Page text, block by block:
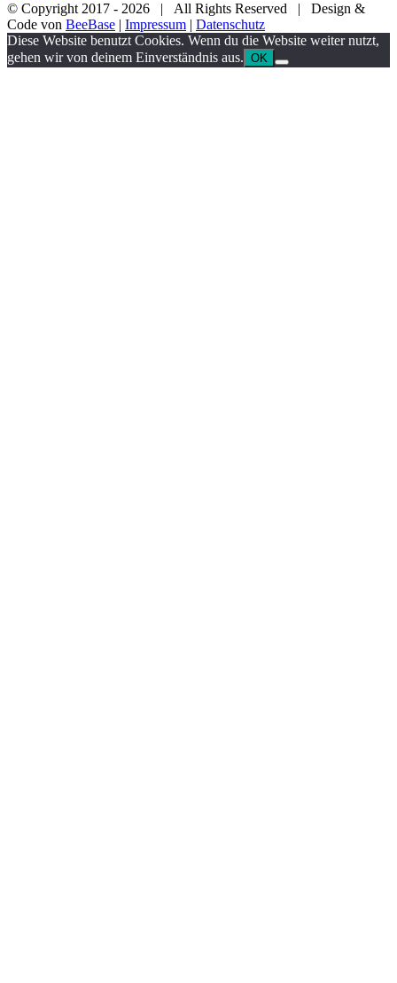
© Copyright 2017 - 2026 | All Rights Reserved | Design &
Code von BeeBase | Impressum | Datenschutz
YouTube
Facebook
Twitter
Instagram
Pinterest
Email
Diese Website benutzt Cookies. Wenn du die Website weiter nutzt,
gehen wir von deinem Einverständnis aus. OK